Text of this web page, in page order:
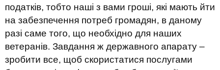
податків, тобто наші з вами гроші, які мають йти
на забезпечення потреб громадян, в даному
разі саме того, що необхідно для наших
ветеранів. Завдання ж державного апарату –
зробити все, щоб скористатися послугами